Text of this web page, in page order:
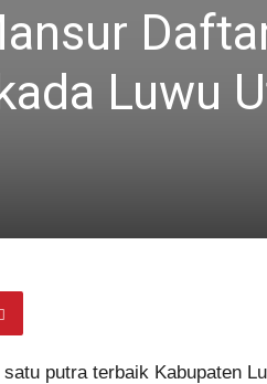
Luwu
satu putra terbaik Kabupaten